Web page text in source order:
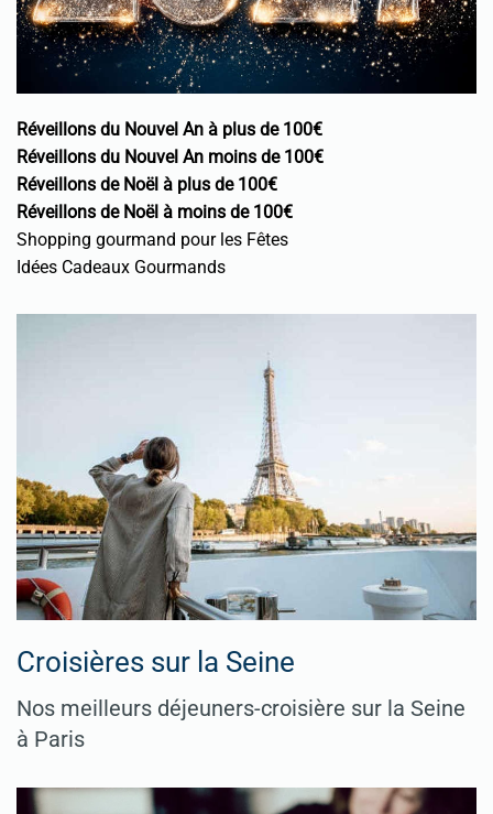
Réveillons du Nouvel An à plus de 100€
Réveillons du Nouvel An moins de 100€
Réveillons de Noël à plus de 100€
Réveillons de Noël à moins de 100€
Shopping gourmand pour les Fêtes
Idées Cadeaux Gourmands
Croisières sur la Seine
Nos meilleurs déjeuners-croisière sur la Seine
à Paris